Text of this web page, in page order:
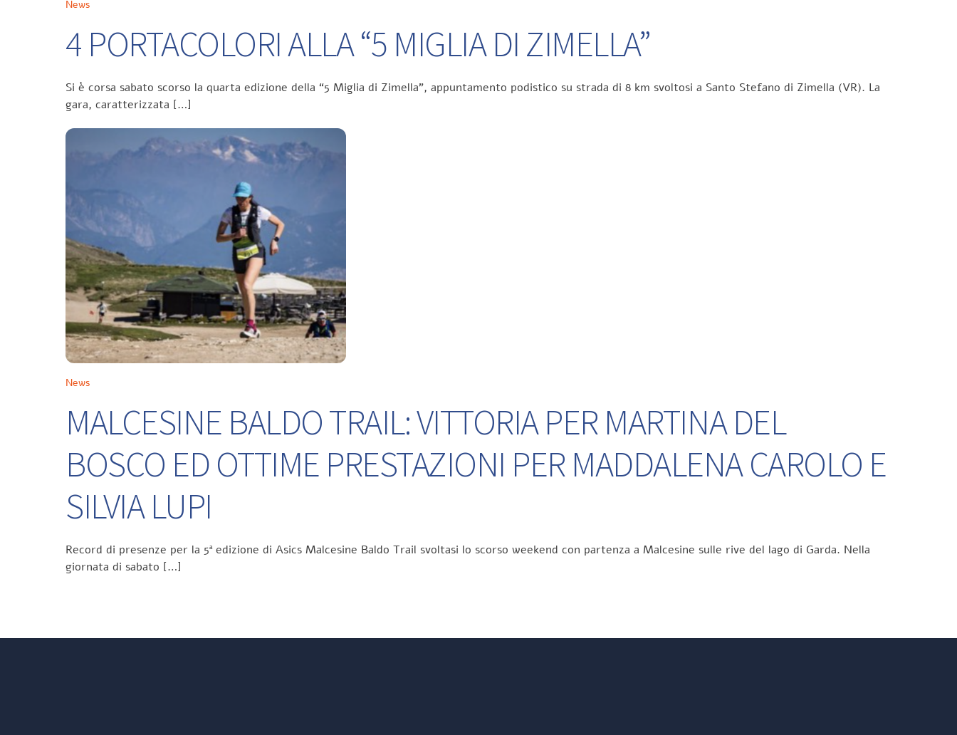
News
4 PORTACOLORI ALLA “5 MIGLIA DI ZIMELLA”
Si è corsa sabato scorso la quarta edizione della “5 Miglia di Zimella”, appuntamento podistico su strada di 8 km svoltosi a Santo Stefano di Zimella (VR). La
gara, caratterizzata […]
News
MALCESINE BALDO TRAIL: VITTORIA PER MARTINA DEL
BOSCO ED OTTIME PRESTAZIONI PER MADDALENA CAROLO E
SILVIA LUPI
Record di presenze per la 5ª edizione di Asics Malcesine Baldo Trail svoltasi lo scorso weekend con partenza a Malcesine sulle rive del lago di Garda. Nella
giornata di sabato […]